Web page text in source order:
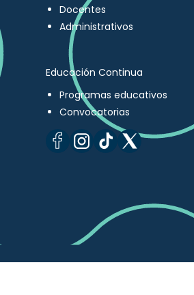
Docentes
Administrativos
Educación Continua
Programas educativos
Convocatorias